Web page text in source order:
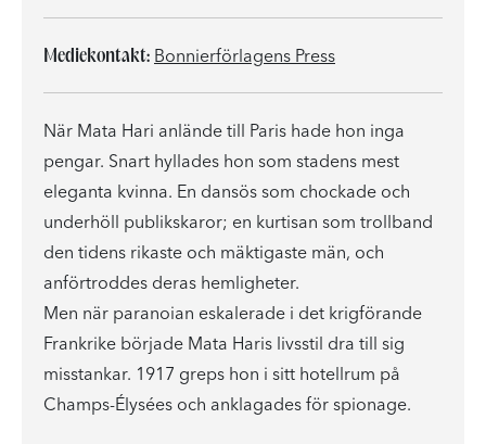
Mediekontakt: Bonnierförlagens Press
När Mata Hari anlände till Paris hade hon inga
pengar. Snart hyllades hon som stadens mest
eleganta kvinna. En dansös som chockade och
underhöll publikskaror; en kurtisan som trollband
den tidens rikaste och mäktigaste män, och
anförtroddes deras hemligheter.
Men när paranoian eskalerade i det krigförande
Frankrike började Mata Haris livsstil dra till sig
misstankar. 1917 greps hon i sitt hotellrum på
Champs-Élysées och anklagades för spionage.